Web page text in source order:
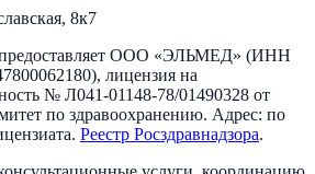
8к7
ООО «ЭЛЬМЕД» (ИНН
), лицензия на
№ Л041-01148-78/01490328 от
по здравоохранению. Адрес: по
. Реестр Росздравнадзора.